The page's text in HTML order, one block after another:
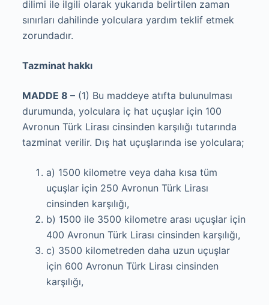
dilimi ile ilgili olarak yukarıda belirtilen zaman
sınırları dahilinde yolculara yardım teklif etmek
zorundadır.
Tazminat hakkı
MADDE 8 –(1) Bu maddeye atıfta bulunulması
durumunda, yolculara iç hat uçuşlar için 100
Avronun Türk Lirası cinsinden karşılığı tutarında
tazminat verilir. Dış hat uçuşlarında ise yolculara;
a) 1500 kilometre veya daha kısa tüm
uçuşlar için 250 Avronun Türk Lirası
cinsinden karşılığı,
b) 1500 ile 3500 kilometre arası uçuşlar için
400 Avronun Türk Lirası cinsinden karşılığı,
c) 3500 kilometreden daha uzun uçuşlar
için 600 Avronun Türk Lirası cinsinden
karşılığı,